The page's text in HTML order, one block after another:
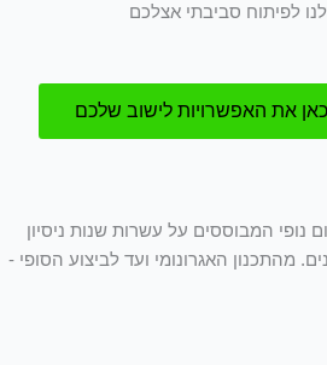
לפיתוח סביבתי אצלכם
כאן את האפשרויות לישוב שלכם
נופי המבוססים על עשרות שנות ניסיון
האגרונומי ועד לביצוע הסופי -